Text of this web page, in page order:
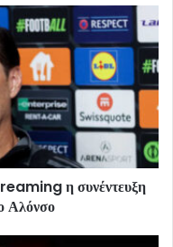
η συνέντευξη
Αλόνσο